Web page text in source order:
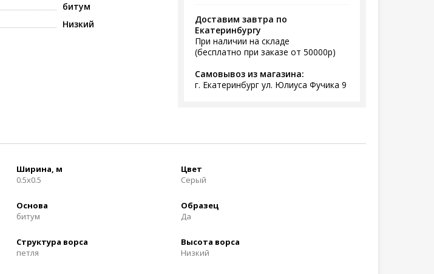
Доставим завтра по
Екатеринбургу
При наличии на складе
(бесплатно при заказе от 50000р)
Самовывоз из магазина:
г. Екатеринбург ул. Юлиуса Фучика 9
битум
Низкий
Ширина, м
0.5x0.5
Цвет
Cерый
Основа
битум
Образец
Да
Структура ворса
петля
Высота ворса
Низкий